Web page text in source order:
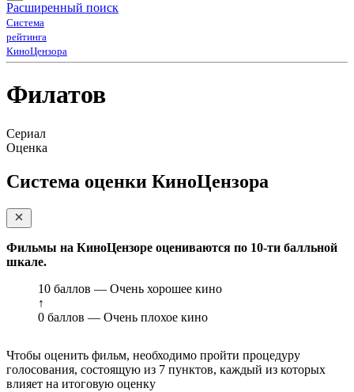
Расширенный поиск
Система
рейтинга
КиноЦензора
Филатов
Сериал
Оценка
Система оценки КиноЦензора
Фильмы на КиноЦензоре оцениваются по 10-ти балльной
шкале.
10 баллов — Очень хорошее кино
↑
0 баллов — Очень плохое кино
Чтобы оценить фильм, необходимо пройти процедуру
голосования, состоящую из 7 пунктов, каждый из которых
влияет на итоговую оценку